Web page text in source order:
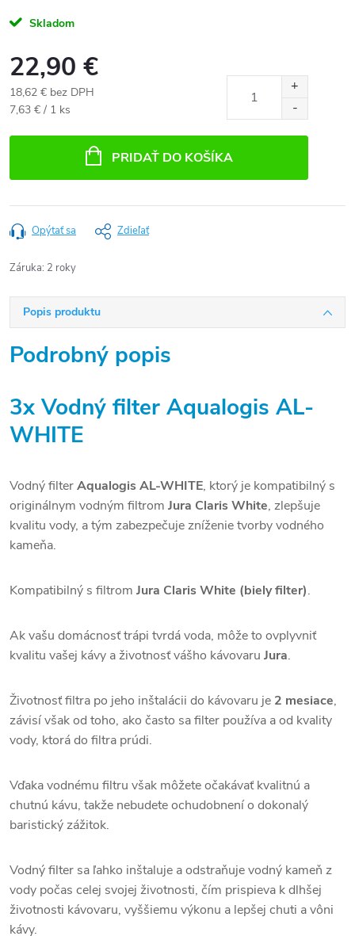
Skladom
22,90 €
18,62 € bez DPH
Jednotková
7,63 € / 1 ks
PRIDAŤ DO KOŠÍKA
Opýtať sa Zdieľať
Záruka: 2 roky
Popis produktu
Podrobný popis
3x Vodný filter Aqualogis AL-
WHITE
Vodný filterAqualogis AL-WHITE, ktorý je kompatibilný s
originálnym vodným filtrom Jura Claris White, zlepšuje
kvalitu vody, a tým zabezpečuje zníženie tvorby vodného
kameňa.
Kompatibilný s filtrom Jura Claris White (biely filter).
Ak vašu domácnosť trápi tvrdá voda, môže to ovplyvniť
kvalitu vašej kávy a životnosť vášho kávovaru Jura.
Životnosť filtra po jeho inštalácii do kávovaru je 2 mesiace,
závisí však od toho, ako často sa filter používa a od kvality
vody, ktorá do filtra prúdi.
Vďaka vodnému filtru však môžete očakávať kvalitnú a
chutnú kávu, takže nebudete ochudobnení o dokonalý
baristický zážitok.
Vodný filter sa ľahko inštaluje a odstraňuje vodný kameň z
vody počas celej svojej životnosti, čím prispieva k dlhšej
životnosti kávovaru, vyššiemu výkonu a lepšej chuti a vôni
kávy.